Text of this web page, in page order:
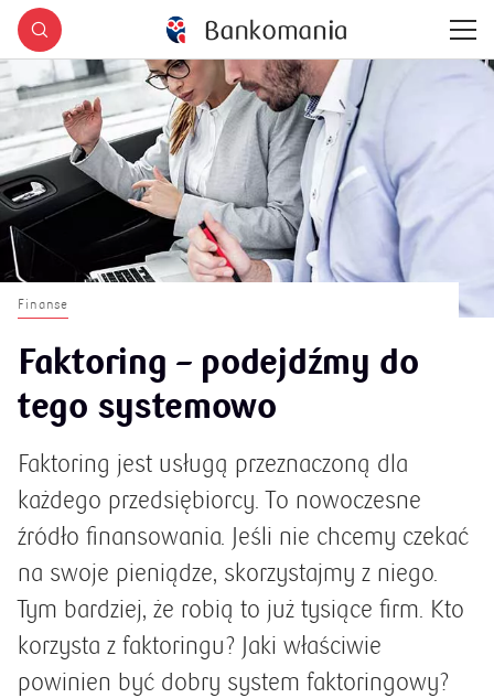
Finanse
Faktoring – podejdźmy do
tego systemowo
Faktoring jest usługą przeznaczoną dla
każdego przedsiębiorcy. To nowoczesne
źródło finansowania. Jeśli nie chcemy czekać
na swoje pieniądze, skorzystajmy z niego.
Tym bardziej, że robią to już tysiące firm. Kto
korzysta z faktoringu? Jaki właściwie
powinien być dobry system faktoringowy?